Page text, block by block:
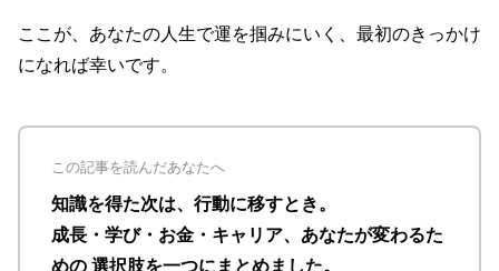
ここが、あなたの人生で運を掴みにいく、最初のきっかけ
になれば幸いです。
この記事を読んだあなたへ
知識を得た次は、行動に移すとき。
成長・学び・お金・キャリア、あなたが変わるた
めの 選択肢を一つにまとめました。